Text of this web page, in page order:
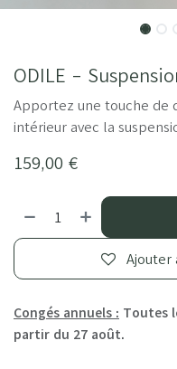
ODILE -
Apportez une touche de
intérieur avec la
159,00 €
Ajouter
Congés annuels : Toutes
partir du 27 août.